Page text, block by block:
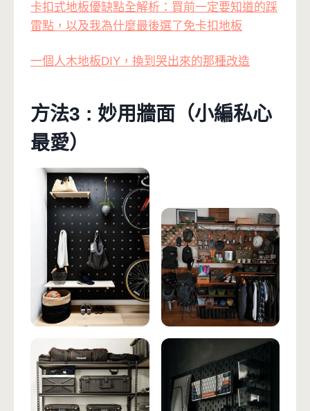
卡扣式地板優缺點全解析：買前一定要知道的踩
雷點，以及我為什麼最後選了免卡扣地板
一個人木地板DIY，換到哭出來的那種改造
方法3 : 妙用牆面（小編私心
最愛）